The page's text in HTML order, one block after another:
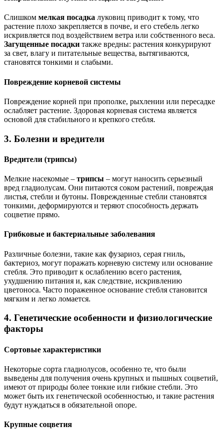
Слишком мелкая посадка луковиц приводит к тому, что
растение плохо закрепляется в почве, и его стебель легко
искривляется под воздействием ветра или собственного веса.
Загущенные посадки также вредны: растения конкурируют
за свет, влагу и питательные вещества, вытягиваются,
становятся тонкими и слабыми.
Повреждение корневой системы
Повреждение корней при прополке, рыхлении или пересадке
ослабляет растение. Здоровая корневая система является
основой для стабильного и крепкого стебля.
3. Болезни и вредители
Вредители (трипсы)
Мелкие насекомые – трипсы – могут наносить серьезный
вред гладиолусам. Они питаются соком растений, повреждая
листья, стебли и бутоны. Поврежденные стебли становятся
тонкими, деформируются и теряют способность держать
соцветие прямо.
Грибковые и бактериальные заболевания
Различные болезни, такие как фузариоз, серая гниль,
бактериоз, могут поражать корневую систему или основание
стебля. Это приводит к ослаблению всего растения,
ухудшению питания и, как следствие, искривлению
цветоноса. Часто пораженное основание стебля становится
мягким и легко ломается.
4. Генетические особенности и физиологические
факторы
Сортовые характеристики
Некоторые сорта гладиолусов, особенно те, что были
выведены для получения очень крупных и пышных соцветий,
имеют от природы более тонкие или гибкие стебли. Это
может быть их генетической особенностью, и такие растения
будут нуждаться в обязательной опоре.
Крупные соцветия